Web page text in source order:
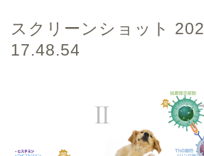
スクリーンショット
17.48.54